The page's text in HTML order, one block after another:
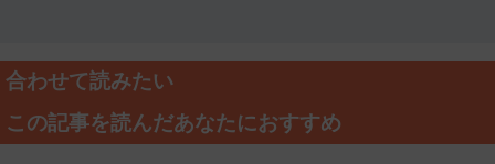
合わせて読みたい
この記事を読んだあなたにおすすめ